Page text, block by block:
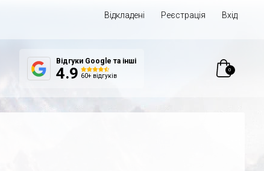
Відкладені Реєстрація Вхід
Відгуки Google та інші
0